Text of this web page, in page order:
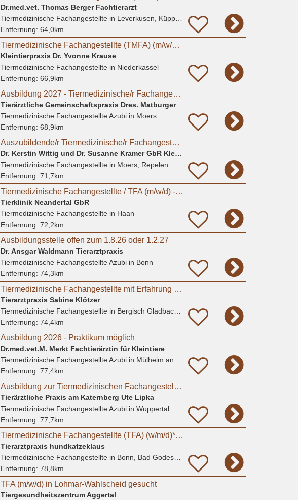
Dr.med.vet. Thomas Berger Fachtierarzt
Tiermedizinische Fachangestelltein Leverkusen, Küppersteg
Entfernung: 64,0km
Tiermedizinische Fachangestellte (TMFA) (m/w/d) in Voll- oder Teilzeit gesucht
Kleintierpraxis Dr. Yvonne Krause
Tiermedizinische Fachangestelltein Niederkassel
Entfernung: 66,9km
Ausbildung 2027 - Tiermedizinische/r Fachangestellte/r (m/w/d) # Praktikum möglich
Tierärztliche Gemeinschaftspraxis Dres. Matburger
Tiermedizinische Fachangestellte Azubiin Moers
Entfernung: 68,9km
Auszubildende/r Tiermedizinische/r Fachangestellte/r (m/w/d)
Dr. Kerstin Wittig und Dr. Susanne Kramer GbR Kleintierpraxis
Tiermedizinische Fachangestelltein Moers, Repelen
Entfernung: 71,7km
Tiermedizinische Fachangestellte / TFA (m/w/d) - Haan (Düsseldorf)
Tierklinik Neandertal GbR
Tiermedizinische Fachangestelltein Haan
Entfernung: 72,2km
Ausbildungsstelle offen zum 1.8.26 oder 1.2.27
Dr. Ansgar Waldmann Tierarztpraxis
Tiermedizinische Fachangestellte Azubiin Bonn
Entfernung: 74,3km
Tiermedizinische Fachangestellte mit Erfahrung (m/w/d)
Tierarztpraxis Sabine Klötzer
Tiermedizinische Fachangestelltein Bergisch Gladbach, Bensberg
Entfernung: 74,4km
Ausbildung 2026 - Praktikum möglich
Dr.med.vet.M. Merkt Fachtierärztin für Kleintiere
Tiermedizinische Fachangestellte Azubiin Mülheim an der Ruhr
Entfernung: 77,4km
Ausbildung zur Tiermedizinischen Fachangestellten (m/w/d)
Tierärztliche Praxis am Katernberg Ute Lipka
Tiermedizinische Fachangestellte Azubiin Wuppertal
Entfernung: 77,7km
Tiermedizinische Fachangestellte (TFA) (w/m/d)** in Voll- oder Teilzeit für sofort gesucht
Tierarztpraxis hundkatzeklaus
Tiermedizinische Fachangestelltein Bonn, Bad Godesberg
Entfernung: 78,8km
TFA (m/w/d) in Lohmar-Wahlscheid gesucht
Tiergesundheitszentrum Aggertal